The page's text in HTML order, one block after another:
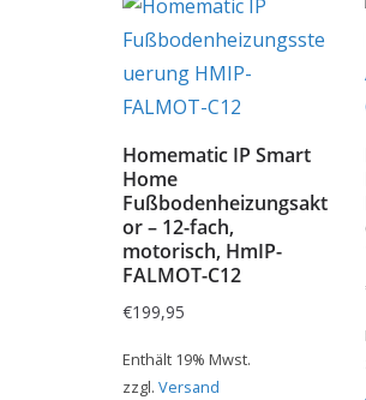
Homematic IP Smart
Home
Fußbodenheizungsakt
or – 12-fach,
motorisch, HmIP-
FALMOT-C12
€199,95
Enthält 19% Mwst.
zzgl. Versand